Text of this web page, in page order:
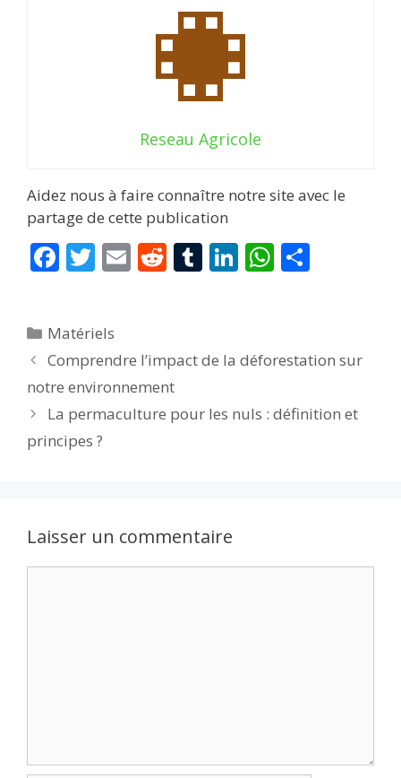
Reseau Agricole
Aidez nous à faire connaître notre site avec le
partage de cette publication
F
b
o
o
k
T
er
E R
t
T
r
Li
dI
n
W
A
p
p
er
Catégories
Matériels
Comprendre l’impact de la déforestation sur
notre environnement
La permaculture pour les nuls : définition et
principes ?
Laisser un commentaire